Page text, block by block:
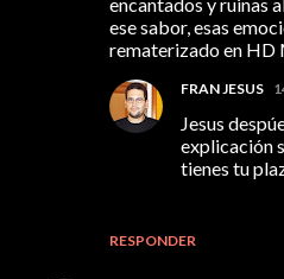
encantados y ruinas
ese sabor, esas
rematerizado en HD
RESPONDER
FRAN JESUS
Jesus
explicación
tienes tu